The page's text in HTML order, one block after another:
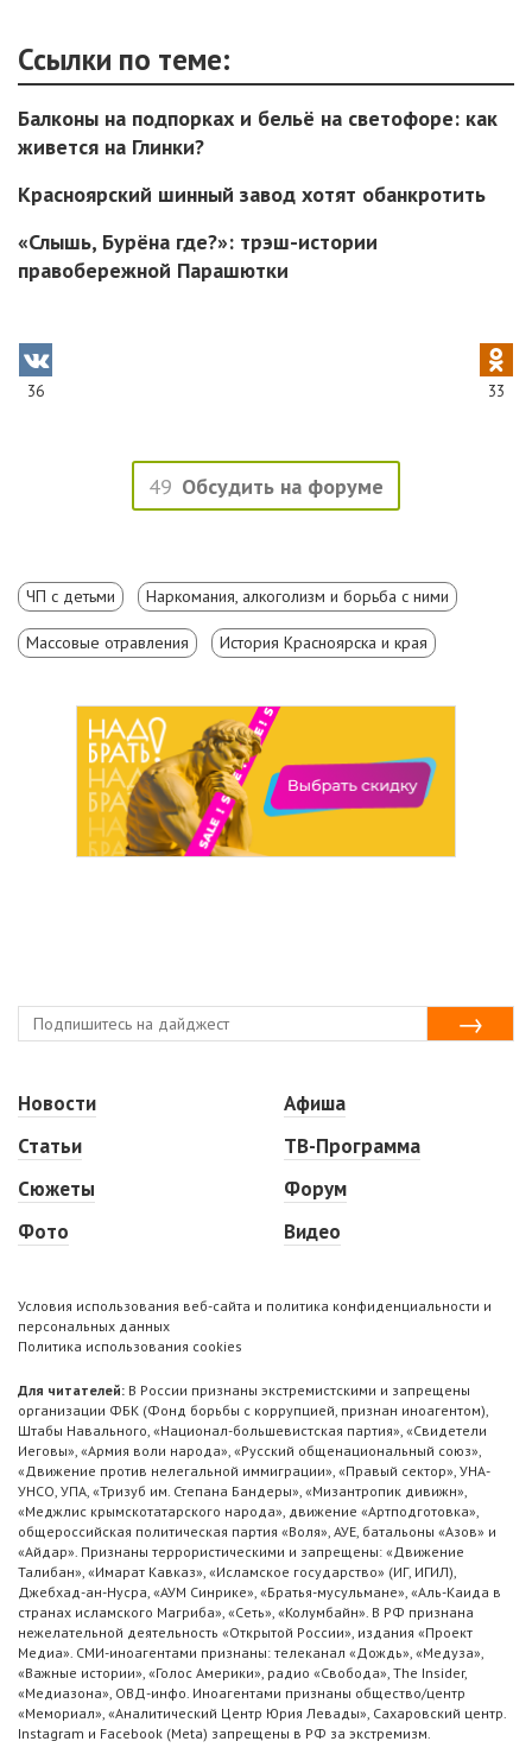
Ссылки по теме:
Балконы на подпорках и бельё на светофоре: как
живется на Глинки?
Красноярский шинный завод хотят обанкротить
«Слышь, Бурёна где?»: трэш-истории
правобережной Парашютки
36 33
49 Обсудить на форуме
ЧП с детьми Наркомания, алкоголизм и борьба с ними
Массовые отравления История Красноярска и края
Новости
Статьи
Сюжеты
Фото
Афиша
ТВ-Программа
Форум
Видео
Условия использования веб-сайта и политика конфиденциальности и
персональных данных
Политика использования cookies
Для читателей: В России признаны экстремистскими и запрещены
организации ФБК (Фонд борьбы с коррупцией, признан иноагентом),
Штабы Навального, «Национал-большевистская партия», «Свидетели
Иеговы», «Армия воли народа», «Русский общенациональный союз»,
«Движение против нелегальной иммиграции», «Правый сектор», УНА-
УНСО, УПА, «Тризуб им. Степана Бандеры», «Мизантропик дивижн»,
«Меджлис крымскотатарского народа», движение «Артподготовка»,
общероссийская политическая партия «Воля», АУЕ, батальоны «Азов» и
«Айдар». Признаны террористическими и запрещены: «Движение
Талибан», «Имарат Кавказ», «Исламское государство» (ИГ, ИГИЛ),
Джебхад-ан-Нусра, «АУМ Синрике», «Братья-мусульмане», «Аль-Каида в
странах исламского Магриба», «Сеть», «Колумбайн». В РФ признана
нежелательной деятельность «Открытой России», издания «Проект
Медиа». СМИ-иноагентами признаны: телеканал «Дождь», «Медуза»,
«Важные истории», «Голос Америки», радио «Свобода», The Insider,
«Медиазона», ОВД-инфо. Иноагентами признаны общество/центр
«Мемориал», «Аналитический Центр Юрия Левады», Сахаровский центр.
Instagram и Facebook (Metа) запрещены в РФ за экстремизм.